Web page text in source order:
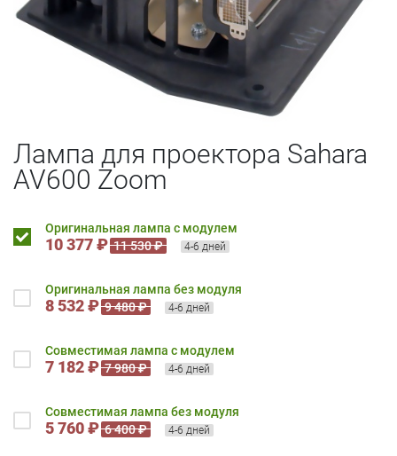
Лампа для проектора Sahara
AV600 Zoom
Оригинальная лампа с модулем
10 377 ₽ 11 530 ₽ 4-6 дней
Оригинальная лампа без модуля
8 532 ₽ 9 480 ₽ 4-6 дней
Совместимая лампа с модулем
7 182 ₽ 7 980 ₽ 4-6 дней
Совместимая лампа без модуля
5 760 ₽ 6 400 ₽ 4-6 дней